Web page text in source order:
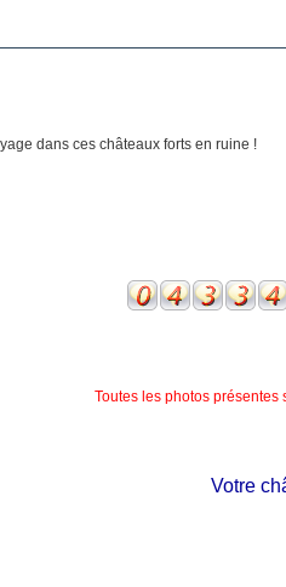
Toutes les photos présentes
Votre